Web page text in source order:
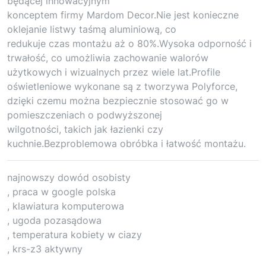
konceptem firmy Mardom Decor.Nie jest konieczne
oklejanie listwy taśmą aluminiową, co
redukuje czas montażu aż o 80%.Wysoka odporność i
trwałość, co umożliwia zachowanie walorów
użytkowych i wizualnych przez wiele lat.Profile
oświetleniowe wykonane są z tworzywa Polyforce,
dzięki czemu można bezpiecznie stosować go w
pomieszczeniach o podwyższonej
wilgotności, takich jak łazienki czy
kuchnie.Bezproblemowa obróbka i łatwość montażu.
najnowszy dowód osobisty
, praca w google polska
, klawiatura komputerowa
, ugoda pozasądowa
, temperatura kobiety w ciazy
, krs-z3 aktywny